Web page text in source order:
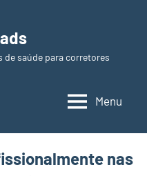
de saúde para corretores
Menu
nas